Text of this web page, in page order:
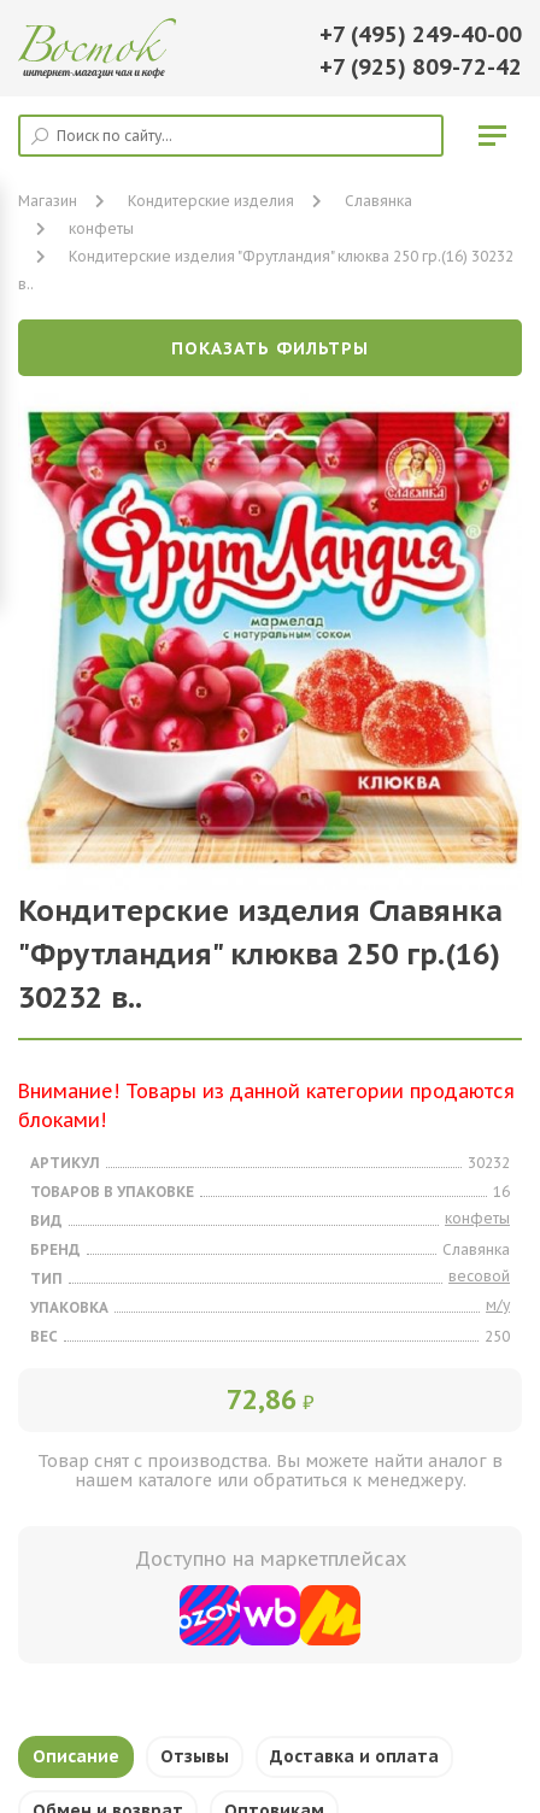
+7 (495) 249-40-00
+7 (925) 809-72-42
Магазин Кондитерские изделия
Славянка
конфеты
Кондитерские изделия "Фрутландия" клюква 250 гр.(16) 30232
в..
ПОКАЗАТЬ ФИЛЬТРЫ
Кондитерские изделия Славянка
"Фрутландия" клюква 250 гр.(16)
30232 в..
Внимание! Товары из данной категории продаются
блоками!
АРТИКУЛ
30232
ТОВАРОВ В УПАКОВКЕ
16
ВИД
конфеты
БРЕНД
Славянка
ТИП
весовой
УПАКОВКА
м/у
ВЕС
250
72,86 ₽
Товар снят с производства. Вы можете найти аналог в
нашем каталоге или обратиться к менеджеру.
Доступно на маркетплейсах
Описание Отзывы Доставка и оплата